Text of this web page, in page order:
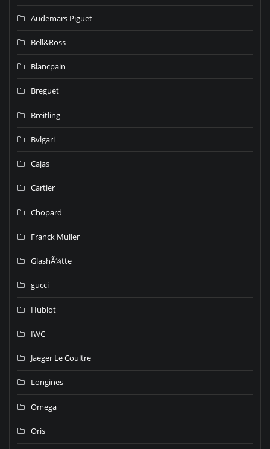
Audemars Piguet
Bell&Ross
Blancpain
Breguet
Breitling
Bvlgari
Cajas
Cartier
Chopard
Franck Muller
GlashÃ¼tte
gucci
Hublot
IWC
Jaeger Le Coultre
Longines
Omega
Oris